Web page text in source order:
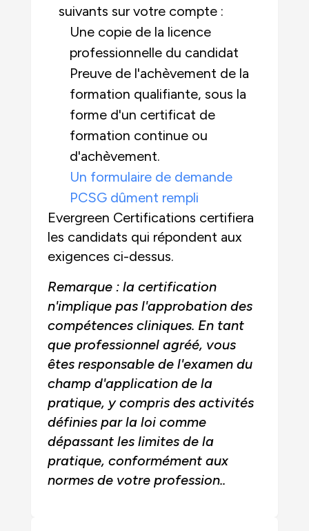
suivants sur votre compte :
Une copie de la licence
professionnelle du candidat
Preuve de l'achèvement de la
formation qualifiante, sous la
forme d'un certificat de
formation continue ou
d'achèvement.
Un formulaire de demande
PCSG dûment rempli
Evergreen Certifications certifiera
les candidats qui répondent aux
exigences ci-dessus.
Remarque : la certification
n'implique pas l'approbation des
compétences cliniques. En tant
que professionnel agréé, vous
êtes responsable de l'examen du
champ d'application de la
pratique, y compris des activités
définies par la loi comme
dépassant les limites de la
pratique, conformément aux
normes de votre profession..